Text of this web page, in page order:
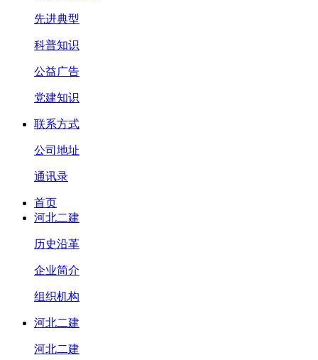
先进典型
科普知识
公益广告
党建知识
联系方式
公司地址
通讯录
首页
河北二建
历史沿革
企业简介
组织机构
河北二建
河北二建